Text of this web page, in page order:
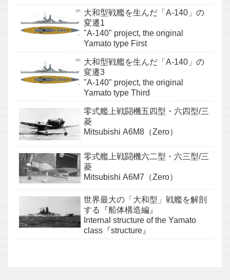
大和型戦艦を生んだ「A-140」の
変遷1
"A-140" project, the original
Yamato type First
大和型戦艦を生んだ「A-140」の
変遷3
"A-140" project, the original
Yamato type Third
零式艦上戦闘機五四型・六四型/三
菱
Mitsubishi A6M8（Zero）
零式艦上戦闘機六二型・六三型/三
菱
Mitsubishi A6M7（Zero）
世界最大の「大和型」戦艦を解剖
する『船体構造編』
Internal structure of the Yamato
class『structure』